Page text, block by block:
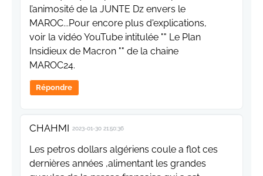
l’animosité de la JUNTE Dz envers le
MAROC...Pour encore plus d'explications,
voir la vidéo YouTube intitulée "" Le Plan
Insidieux de Macron "" de la chaine
MAROC24.
Répondre
CHAHMI 2023-01-30 21:50:36
Les petros dollars algériens coule a flot ces
dernières années ,alimentant les grandes